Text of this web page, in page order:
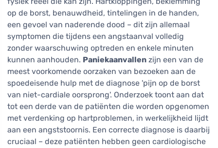
op de borst, benauwdheid, tintelingen in de handen,
een gevoel van naderende dood – dit zijn allemaal
symptomen die tijdens een angstaanval volledig
zonder waarschuwing optreden en enkele minuten
kunnen aanhouden. Paniekaanvallen zijn een van de
meest voorkomende oorzaken van bezoeken aan de
spoedeisende hulp met de diagnose 'pijn op de borst
van niet-cardiale oorsprong'. Onderzoek toont aan dat
tot een derde van de patiënten die worden opgenomen
met verdenking op hartproblemen, in werkelijkheid lijdt
aan een angststoornis. Een correcte diagnose is daarbij
cruciaal – deze patiënten hebben geen cardiologische